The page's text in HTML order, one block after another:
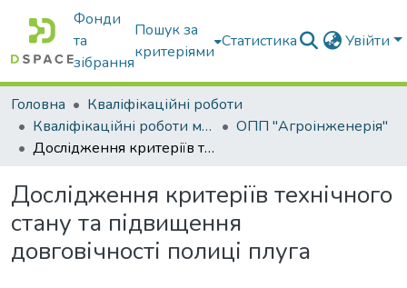
Фонди
та
зібрання
Пошук за
критеріями
Статистика Увійти
Головна
Кваліфікаційні роботи
Кваліфікаційні роботи магістрів
ОПП "Агроінженерія"
Дослідження критеріїв технічного стану та підвищення довговічності полиці плуга
Дослідження критеріїв технічного
стану та підвищення
довговічності полиці плуга